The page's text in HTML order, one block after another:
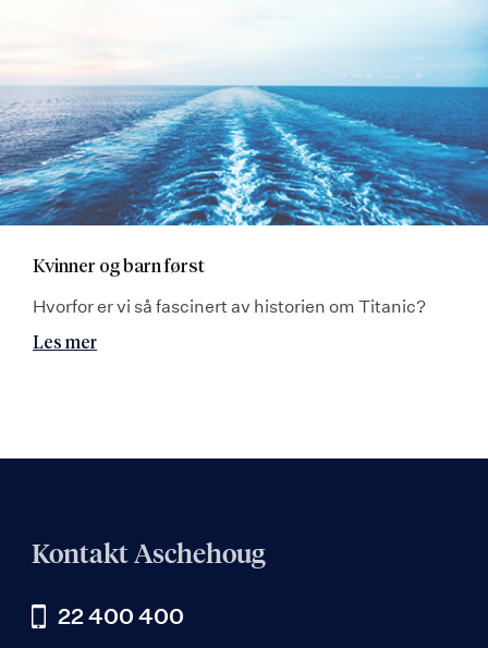
Kvinner og barn først
Hvorfor er vi så fascinert av historien om Titanic?
Les mer
Kontakt Aschehoug
22 400 400